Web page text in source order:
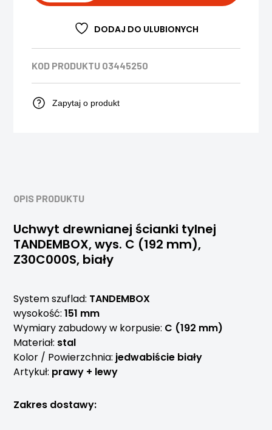
DODAJ DO ULUBIONYCH
KOD PRODUKTU 03445250
Zapytaj o produkt
OPIS PRODUKTU
Uchwyt drewnianej ścianki tylnej
TANDEMBOX, wys. C (192 mm),
Z30C000S, biały
System szuflad: TANDEMBOX
wysokość: 151 mm
Wymiary zabudowy w korpusie: C (192 mm)
Materiał: stal
Kolor / Powierzchnia: jedwabiście biały
Artykuł: prawy + lewy
Zakres dostawy: